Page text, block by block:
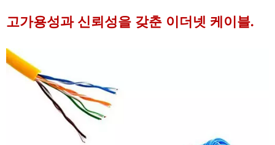
고가용성과 신뢰성을 갖춘 이더넷 케이블.